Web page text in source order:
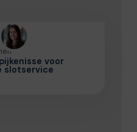
voor
slotservice